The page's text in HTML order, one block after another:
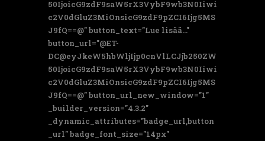
50IjoicG9zdF9saW5rX3VybF9wb3N0Iiwi
c2V0dGluZ3MiOnsicG9zdF9pZCI6Ijg5MS
J9fQ==@" button_text="Lue lisää..."
button_url="@ET-
DC@eyJkeW5hbWljIjp0cnVlLCJjb250ZW
50IjoicG9zdF9saW5rX3VybF9wb3N0Iiwi
c2V0dGluZ3MiOnsicG9zdF9pZCI6Ijg5MS
J9fQ==@" button_url_new_window="1"
_builder_version="4.3.2"
_dynamic_attributes="badge_url,button
_url" badge_font_size="14px"